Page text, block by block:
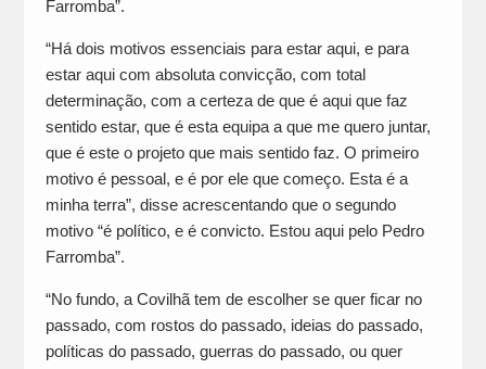
Farromba”.
“Há dois motivos essenciais para estar aqui, e para
estar aqui com absoluta convicção, com total
determinação, com a certeza de que é aqui que faz
sentido estar, que é esta equipa a que me quero juntar,
que é este o projeto que mais sentido faz. O primeiro
motivo é pessoal, e é por ele que começo. Esta é a
minha terra”, disse acrescentando que o segundo
motivo “é político, e é convicto. Estou aqui pelo Pedro
Farromba”.
“No fundo, a Covilhã tem de escolher se quer ficar no
passado, com rostos do passado, ideias do passado,
políticas do passado, guerras do passado, ou quer